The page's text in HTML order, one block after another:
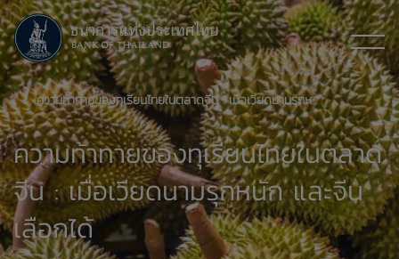
ความท้าทายของทุเรียนไทยในตลาดจีน : เมื่อเวียดนามรุกหนัก และจีนเลือกได้
ความท้าทายของทุเรียนไทยในตลาด
จีน : เมื่อเวียดนามรุกหนัก และจีน
เลือกได้